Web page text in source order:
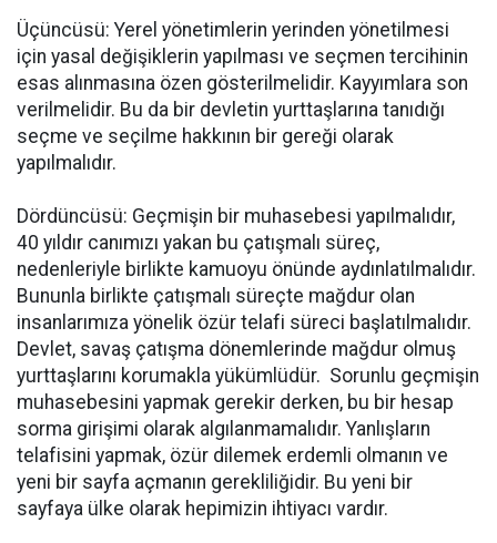
Üçüncüsü: Yerel yönetimlerin yerinden yönetilmesi
için yasal değişiklerin yapılması ve seçmen tercihinin
esas alınmasına özen gösterilmelidir. Kayyımlara son
verilmelidir. Bu da bir devletin yurttaşlarına tanıdığı
seçme ve seçilme hakkının bir gereği olarak
yapılmalıdır.
Dördüncüsü: Geçmişin bir muhasebesi yapılmalıdır,
40 yıldır canımızı yakan bu çatışmalı süreç,
nedenleriyle birlikte kamuoyu önünde aydınlatılmalıdır.
Bununla birlikte çatışmalı süreçte mağdur olan
insanlarımıza yönelik özür telafi süreci başlatılmalıdır.
Devlet, savaş çatışma dönemlerinde mağdur olmuş
yurttaşlarını korumakla yükümlüdür. Sorunlu geçmişin
muhasebesini yapmak gerekir derken, bu bir hesap
sorma girişimi olarak algılanmamalıdır. Yanlışların
telafisini yapmak, özür dilemek erdemli olmanın ve
yeni bir sayfa açmanın gerekliliğidir. Bu yeni bir
sayfaya ülke olarak hepimizin ihtiyacı vardır.